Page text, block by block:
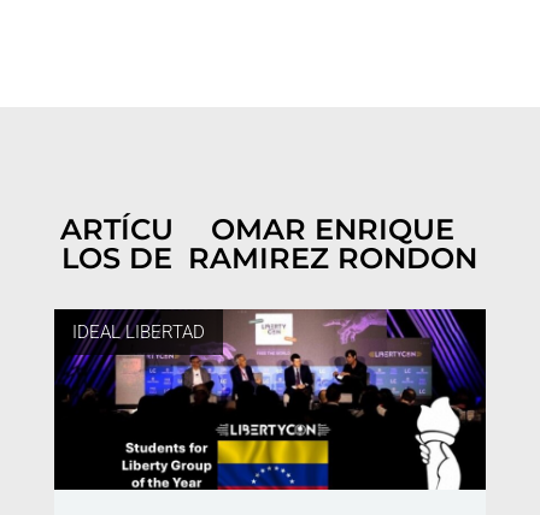
ARTÍCU
LOS DE
OMAR ENRIQUE
RAMIREZ RONDON
IDEAL LIBERTAD